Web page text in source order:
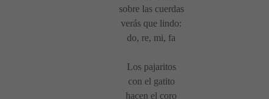
sobre las cuerdas
verás que lindo:
do, re, mi, fa
Los pajaritos
con el gatito
hacen el coro